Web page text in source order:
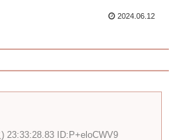
2024.06.12
23:33:28.83 ID:P+eloCWV9